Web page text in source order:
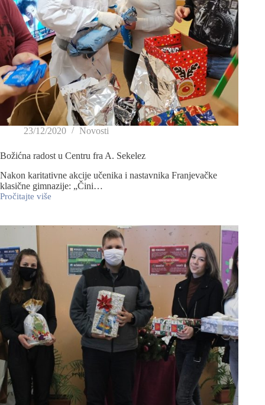
23/12/2020 Novosti
Božićna radost u Centru fra A. Sekelez
Nakon karitativne akcije učenika i nastavnika Franjevačke
klasične gimnazije: „Čini…
Pročitajte više